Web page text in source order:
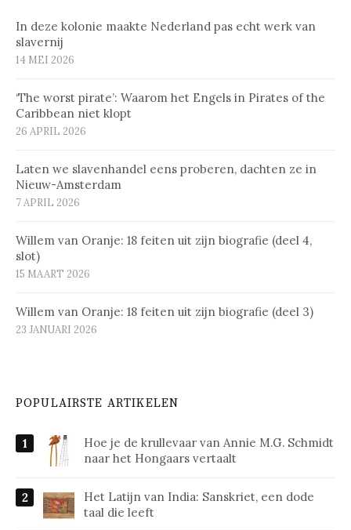
In deze kolonie maakte Nederland pas echt werk van
slavernij
14 MEI 2026
‘The worst pirate’: Waarom het Engels in Pirates of the
Caribbean niet klopt
26 APRIL 2026
Laten we slavenhandel eens proberen, dachten ze in
Nieuw-Amsterdam
7 APRIL 2026
Willem van Oranje: 18 feiten uit zijn biografie (deel 4,
slot)
15 MAART 2026
Willem van Oranje: 18 feiten uit zijn biografie (deel 3)
23 JANUARI 2026
POPULAIRSTE ARTIKELEN
Hoe je de krullevaar van Annie M.G. Schmidt
naar het Hongaars vertaalt
Het Latijn van India: Sanskriet, een dode
taal die leeft